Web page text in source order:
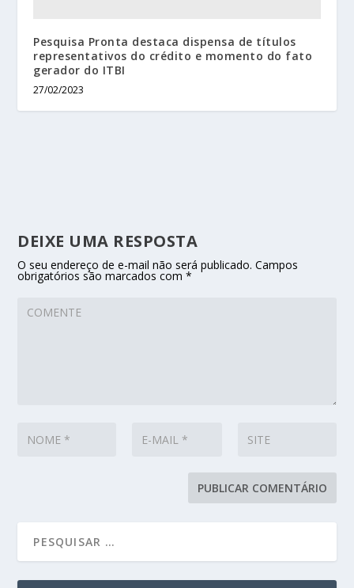
Pesquisa Pronta destaca dispensa de títulos
representativos do crédito e momento do fato
gerador do ITBI
27/02/2023
DEIXE UMA RESPOSTA
O seu endereço de e-mail não será publicado. Campos
obrigatórios são marcados com*